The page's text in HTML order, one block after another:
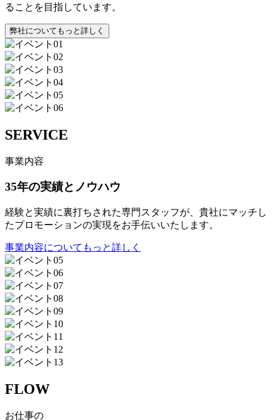
ることを目指しています。
弊社についてもっと詳しく
SERVICE
事業内容
35年の実績とノウハウ
経験と実績に裏打ちされた専門スタッフが、貴社にマッチし
たプロモーションの実現をお手伝いいたします。
事業内容についてもっと詳しく
FLOW
お仕事の